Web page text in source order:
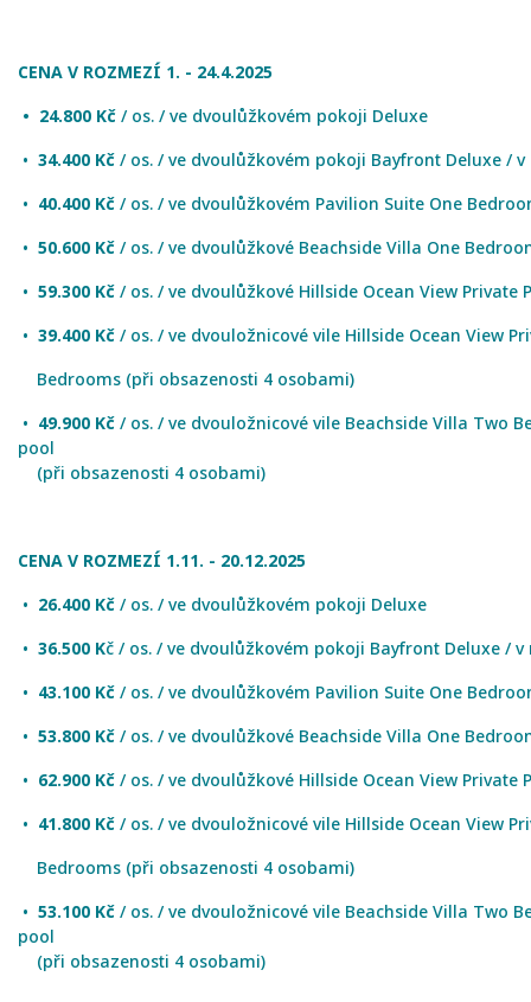
CENA V ROZMEZÍ 1. - 24.4.2025
• 24.800 Kč / os. / ve dvoulůžkovém pokoji Deluxe
• 34.400 Kč / os. / ve dvoulůžkovém pokoji Bayfront Deluxe /
• 40.400 Kč / os. / ve dvoulůžkovém Pavilion Suite One
• 50.600 Kč / os. / ve dvoulůžkové Beachside Villa One
• 59.300 Kč / os. / ve dvoulůžkové Hillside Ocean View Private
• 39.400 Kč / os. / ve dvouložnicové vile Hillside Ocean View
Bedrooms (při obsazenosti 4 osobami)
• 49.900 Kč / os. / ve dvouložnicové vile Beachside Villa Two
pool
(při obsazenosti 4 osobami)
CENA V ROZMEZÍ 1.11. - 20.12.2025
• 26.400 Kč / os. / ve dvoulůžkovém pokoji Deluxe
• 36.500 Kč / os. / ve dvoulůžkovém pokoji Bayfront Deluxe /
• 43.100 Kč / os. / ve dvoulůžkovém Pavilion Suite One
• 53.800 Kč / os. / ve dvoulůžkové Beachside Villa One
• 62.900 Kč / os. / ve dvoulůžkové Hillside Ocean View Private
• 41.800 Kč / os. / ve dvouložnicové vile Hillside Ocean View
Bedrooms (při obsazenosti 4 osobami)
• 53.100 Kč / os. / ve dvouložnicové vile Beachside Villa Two
pool
(při obsazenosti 4 osobami)